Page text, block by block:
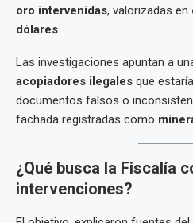
oro intervenidas, valorizadas en
dólares.
Las investigaciones apuntan a
acopiadores ilegales que
documentos falsos o
fachada registradas como
¿Qué busca la Fiscalía
intervenciones?